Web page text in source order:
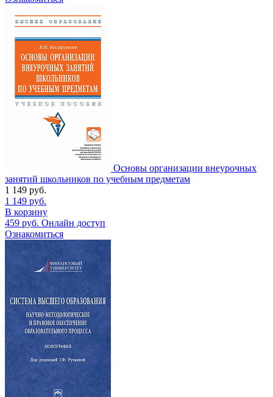
Основы организации внеурочных
занятий школьников по учебным предметам
1 149 руб.
1 149 руб.
В корзину
459 руб. Онлайн доступ
Ознакомиться